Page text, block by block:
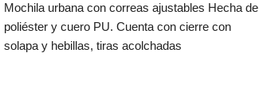
Mochila urbana con correas ajustables Hecha de
poliéster y cuero PU. Cuenta con cierre con
solapa y hebillas, tiras acolchadas